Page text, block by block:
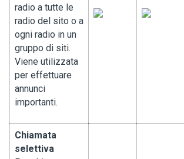
radio a tutte le
radio del sito o a
ogni radio in un
gruppo di siti.
Viene utilizzata
per effettuare
annunci
importanti.
Chiamata
selettiva